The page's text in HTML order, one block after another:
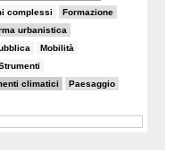
complessi Formazione
urbanistica
Mobilità
climatici Paesaggio